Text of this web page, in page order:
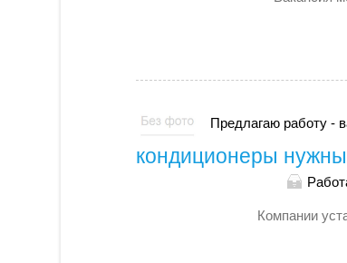
Предлагаю работу -
кондиционеры
Компании